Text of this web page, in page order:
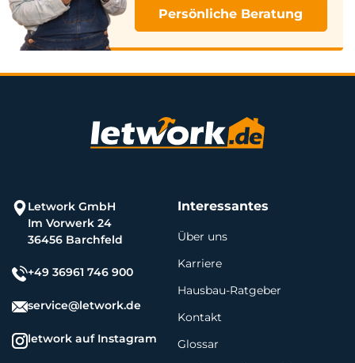
Persönliche Beratung
Letwork GmbH
Im Vorwerk 24
36456 Barchfeld
+49 36961 746 900
service@letwork.de
letwork auf Instagram
Interessantes
Über uns
Karriere
Hausbau-Ratgeber
Kontakt
Glossar